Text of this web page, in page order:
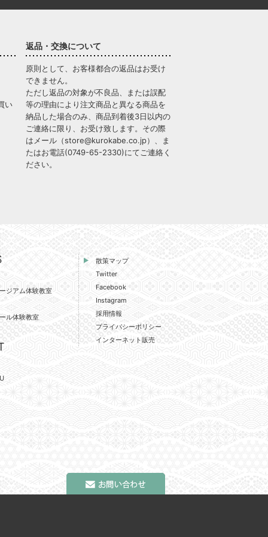
い
返品・交換について
原則として、お客様都合の返品はお受け
できません。
ただし返品の対象が不良品、または誤配
等の理由により注文商品と異なる商品を
納品した場合のみ、商品到着後3日以内の
ご連絡に限り、お受け致します。その際
はメール（store@kurokabe.co.jp）、ま
たはお電話(0749-65-2330)にてご連絡く
ださい。
ジアム体験教室
ル体験教室
散策マップ
Twitter
Facebook
Instagram
採用情報
プライバシーポリシー
インターネット販売